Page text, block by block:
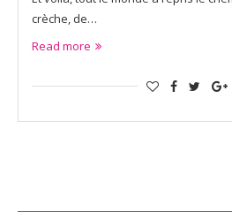
crèche, de…
Read more